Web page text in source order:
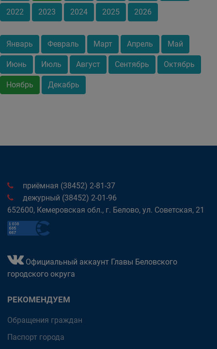
2022 2023 2024 2025 2026
Январь Февраль Март Апрель Май
Июнь Июль Август Сентябрь Октябрь
Ноябрь Декабрь
приёмная (38452) 2-81-37
дежурный (38452) 2-01-96
652600, Кемеровская обл., г. Белово, ул. Советская, 21
Официальный аккаунт Главы Беловского
городского округа
РЕКОМЕНДУЕМ
Обращения граждан
Паспорт города